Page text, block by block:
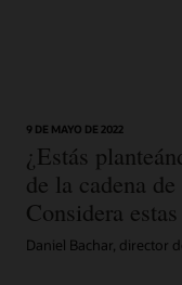
9 DE MAYO DE 2022
¿Estás
de la cadena
Considera
Daniel Bachar, director